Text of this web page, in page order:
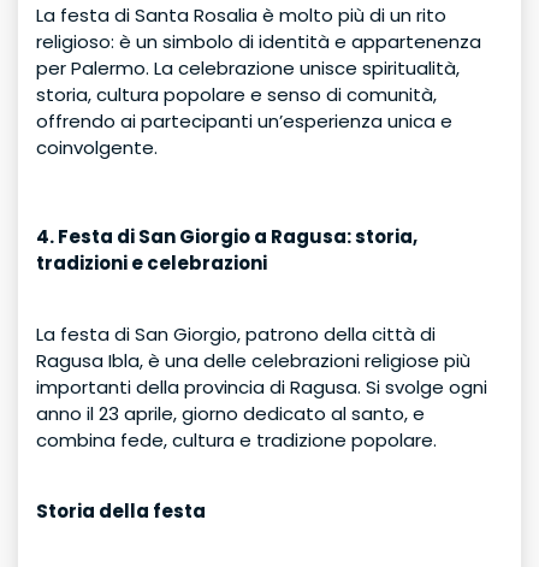
La festa di Santa Rosalia è molto più di un rito
religioso: è un simbolo di identità e appartenenza
per Palermo. La celebrazione unisce spiritualità,
storia, cultura popolare e senso di comunità,
offrendo ai partecipanti un’esperienza unica e
coinvolgente.
4. Festa di San Giorgio a Ragusa: storia,
tradizioni e celebrazioni
La festa di San Giorgio, patrono della città di
Ragusa Ibla, è una delle celebrazioni religiose più
importanti della provincia di Ragusa. Si svolge ogni
anno il 23 aprile, giorno dedicato al santo, e
combina fede, cultura e tradizione popolare.
Storia della festa